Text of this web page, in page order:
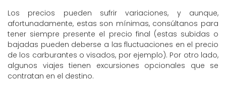
Los precios pueden sufrir variaciones, y aunque,
afortunadamente, estas son mínimas, consúltanos para
tener siempre presente el precio final (estas subidas o
bajadas pueden deberse a las fluctuaciones en el precio
de los carburantes o visados, por ejemplo). Por otro lado,
algunos viajes tienen excursiones opcionales que se
contratan en el destino.